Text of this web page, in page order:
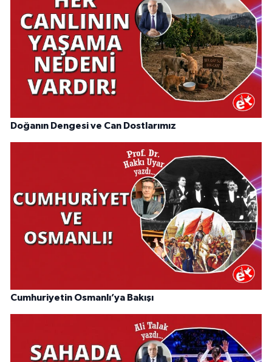
Doğanın Dengesi ve Can Dostlarımız
Cumhuriyetin Osmanlı’ya Bakışı